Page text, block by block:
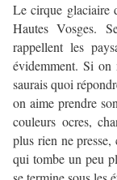
Le cirque glaciaire
Hautes Vosges.
rappellent les
évidemment. Si on
saurais quoi
on aime prendre
couleurs ocres,
plus rien ne
qui tombe un peu